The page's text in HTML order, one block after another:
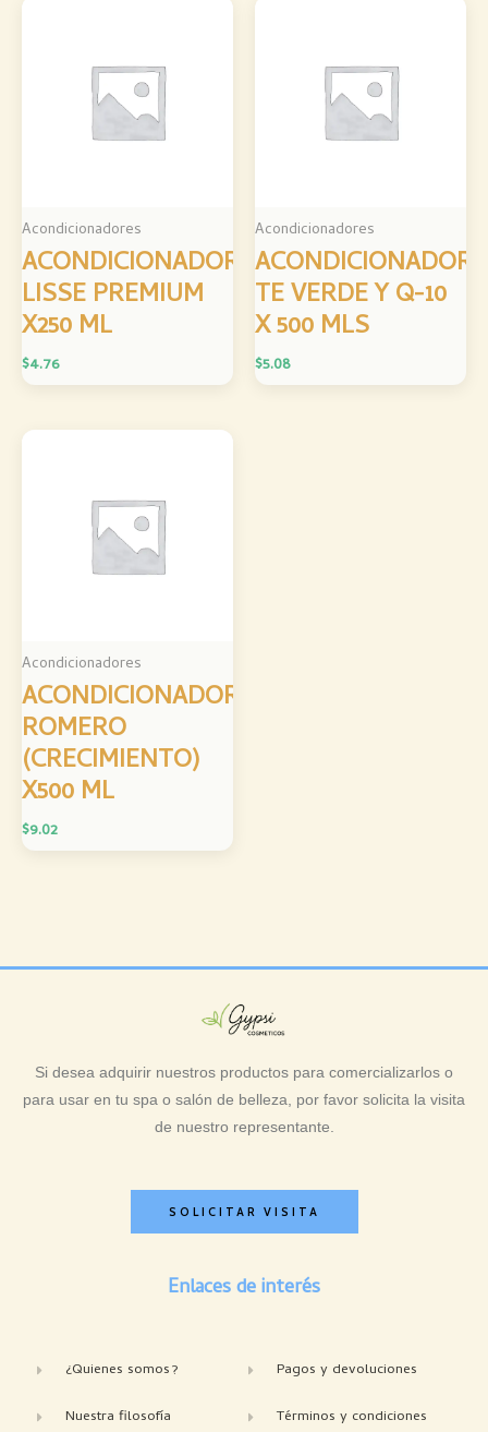
Acondicionadores
ACONDICIONADOR
LISSE PREMIUM
X250 ML
$4.76
Acondicionadores
ACONDICIONADOR
TE VERDE Y Q-10
X 500 MLS
$5.08
Acondicionadores
ACONDICIONADOR
ROMERO
(CRECIMIENTO)
X500 ML
$9.02
Si desea adquirir nuestros productos para comercializarlos o
para usar en tu spa o salón de belleza, por favor solicita la visita
de nuestro representante.
SOLICITAR VISITA
Enlaces de interés
¿Quienes somos?
Nuestra filosofía
Pagos y devoluciones
Términos y condiciones